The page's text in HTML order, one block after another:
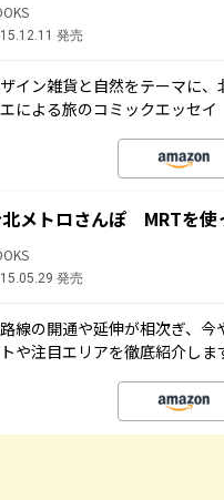
発売
イン雑貨と自然をテーマに
による旅のコミックエッセイ
メトロさんぽ MRTを使
発売
線の開通や延伸が相次ぎ、
や注目エリアを徹底紹介しま